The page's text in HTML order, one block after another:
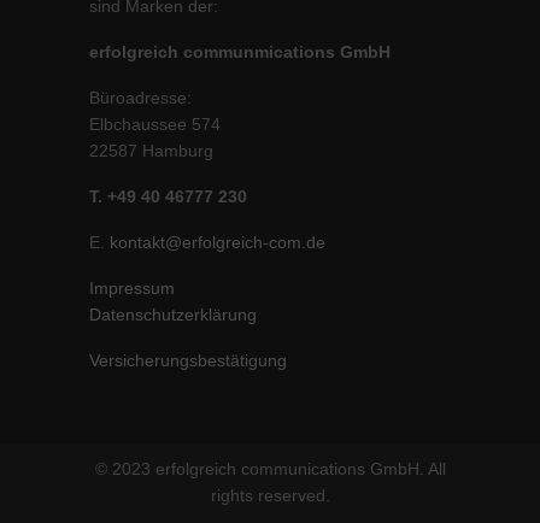
sind Marken der:
erfolgreich communmications GmbH
Büroadresse:
Elbchaussee 574
22587 Hamburg
T. +49 40 46777 230
E. kontakt@erfolgreich-com.de
Impressum
Datenschutzerklärung
Versicherungsbestätigung
© 2023 erfolgreich communications GmbH. All
rights reserved.